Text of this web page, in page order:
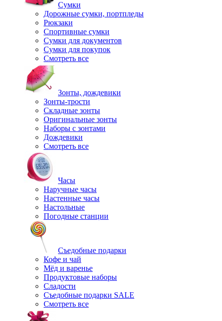
Сумки
Дорожные сумки, портпледы
Рюкзаки
Спортивные сумки
Сумки для документов
Сумки для покупок
Смотреть все
Зонты, дождевики
Зонты-трости
Складные зонты
Оригинальные зонты
Наборы с зонтами
Дождевики
Смотреть все
Часы
Наручные часы
Настенные часы
Настольные
Погодные станции
Съедобные подарки
Кофе и чай
Мёд и варенье
Продуктовые наборы
Сладости
Съедобные подарки SALE
Смотреть все